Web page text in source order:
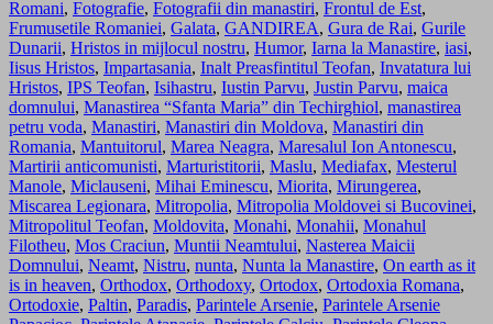
Romani, Fotografie, Fotografii din manastiri, Frontul de Est,
Frumusetile Romaniei, Galata, GANDIREA, Gura de Rai, Gurile
Dunarii, Hristos in mijlocul nostru, Humor, Iarna la Manastire, iasi,
Iisus Hristos, Impartasania, Inalt Preasfintitul Teofan, Invatatura lui
Hristos, IPS Teofan, Isihastru, Iustin Parvu, Justin Parvu, maica
domnului, Manastirea “Sfanta Maria” din Techirghiol, manastirea
petru voda, Manastiri, Manastiri din Moldova, Manastiri din
Romania, Mantuitorul, Marea Neagra, Maresalul Ion Antonescu,
Martirii anticomunisti, Marturistitorii, Maslu, Mediafax, Mesterul
Manole, Miclauseni, Mihai Eminescu, Miorita, Mirungerea,
Miscarea Legionara, Mitropolia, Mitropolia Moldovei si Bucovinei,
Mitropolitul Teofan, Moldovita, Monahi, Monahii, Monahul
Filotheu, Mos Craciun, Muntii Neamtului, Nasterea Maicii
Domnului, Neamt, Nistru, nunta, Nunta la Manastire, On earth as it
is in heaven, Orthodox, Orthodoxy, Ortodox, Ortodoxia Romana,
Ortodoxie, Paltin, Paradis, Parintele Arsenie, Parintele Arsenie